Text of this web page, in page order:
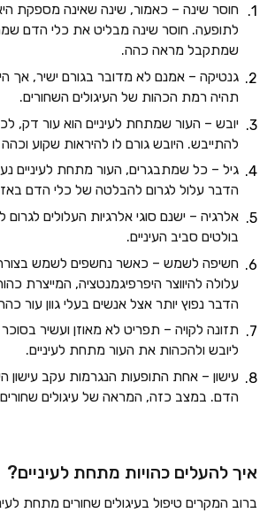
חוסר שינה – כאמור, שינה שאינה מספקת
לתופעה. חוסר שינה מבליט את כלי הדם
שמתקבל מראה כהה.
גנטיקה – אמנם לא מדובר בגורם ישיר, אך
תהיה רמת הכהות של העיגולים השחורים.
יובש – העור שמתחת לעיניים הוא עור דק,
להתייבש. היובש גורם לו להיראות שקוע וכהה
גיל – כל שמתבגרים, העור מתחת לעיניים
הדבר עלול לגרום להבלטה של כלי הדם
אלרגיה – ישנם סוגי אלרגיות העלולים
בולטים סביב העיניים.
חשיפה לשמש – כאשר נחשפים לשמש
עלולה להיווצר היפרפיגמנטציה, המייצרת
הדבר נפוץ יותר אצל אנשים בעלי גוון עור
תזונה לקויה – תפריט לא מאוזן ועשיר
ליובש ולהכהות את העור מתחת לעיניים.
עישון – אחת התופעות הנגרמות עקב עישון
הדם. במצב כזה, המראה של עיגולים
איך להעלים כהויות מתחת לעיניים?
ברוב המקרים טיפול בעיגולים שחורים מתחת